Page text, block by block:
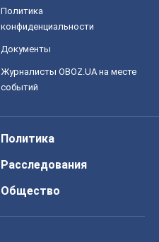
Политика
конфиденциальности
Документы
Журналисты OBOZ.UA на месте
событий
Политика
Расследования
Общество